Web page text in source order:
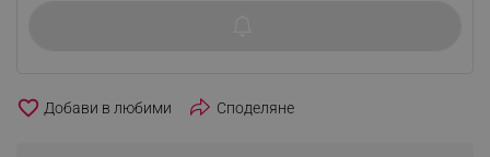
favorite_border Споделяне